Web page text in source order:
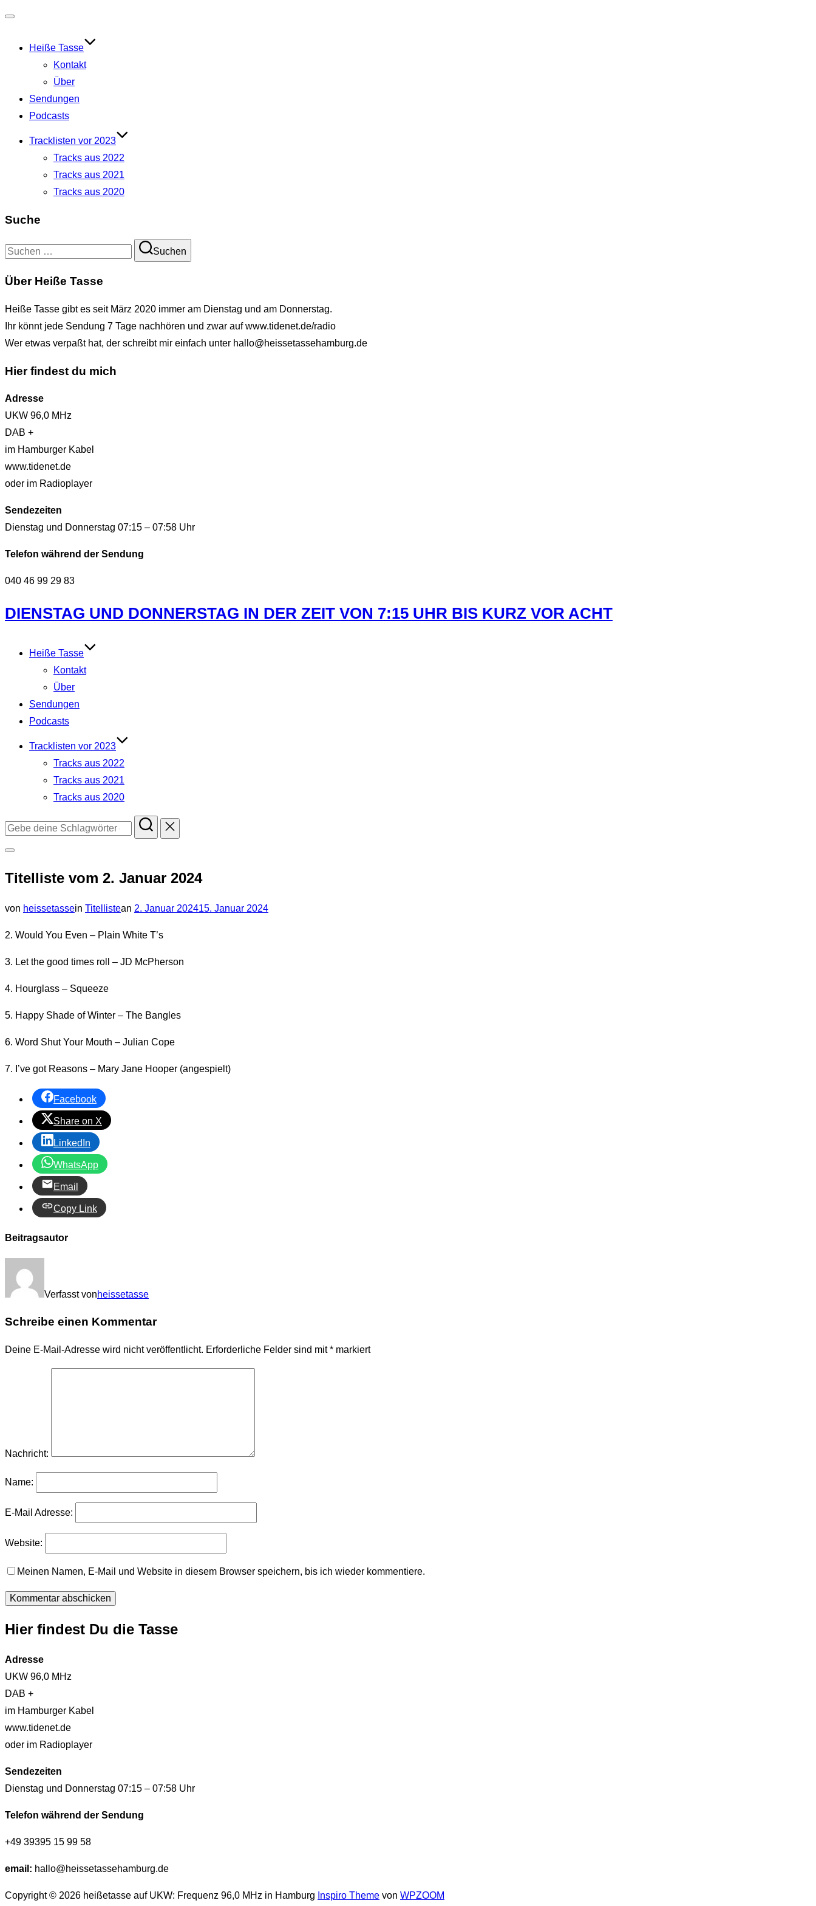
Heiße Tasse
Kontakt
Über
Sendungen
Podcasts
Tracklisten vor 2023
Tracks aus 2022
Tracks aus 2021
Tracks aus 2020
Suche
Suchen
Suchen
Über Heiße Tasse
Heiße Tasse gibt es seit März 2020 immer am Dienstag und am Donnerstag.
Ihr könnt jede Sendung 7 Tage nachhören und zwar auf www.tidenet.de/radio
Wer etwas verpaßt hat, der schreibt mir einfach unter hallo@heissetassehamburg.de
Hier findest du mich
Adresse
UKW 96,0 MHz
DAB +
im Hamburger Kabel
www.tidenet.de
oder im Radioplayer
Sendezeiten
Dienstag und Donnerstag 07:15 – 07:58 Uhr
Telefon während der Sendung
040 46 99 29 83
Zum
Inhalt
DIENSTAG UND DONNERSTAG IN DER ZEIT VON 7:15 UHR BIS KURZ VOR ACHT
Heiße Tasse
Kontakt
Über
Sendungen
Podcasts
Tracklisten vor 2023
Tracks aus 2022
Tracks aus 2021
Tracks aus 2020
Suchen
&
umschalten
Titelliste vom 2. Januar 2024
von heissetassein Titellistean Veröffentlicht
2. Januar 202415. Januar 2024
2. Would You Even – Plain White T’s
3. Let the good times roll – JD McPherson
4. Hourglass – Squeeze
5. Happy Shade of Winter – The Bangles
6. Word Shut Your Mouth – Julian Cope
7. I’ve got Reasons – Mary Jane Hooper (angespielt)
Facebook
Share on X
LinkedIn
WhatsApp
Email
Copy Link
Beitragsautor
Verfasst vonheissetasse
Schreibe einen Kommentar
Deine E-Mail-Adresse wird nicht veröffentlicht. Erforderliche Felder sind mit* markiert
Nachricht:
Name:
E-Mail Adresse:
Website:
Meinen Namen, E-Mail und Website in diesem Browser speichern, bis ich wieder kommentiere.
Hier findest Du die Tasse
Adresse
UKW 96,0 MHz
DAB +
im Hamburger Kabel
www.tidenet.de
oder im Radioplayer
Sendezeiten
Dienstag und Donnerstag 07:15 – 07:58 Uhr
Telefon während der Sendung
+49 39395 15 99 58
email: hallo@heissetassehamburg.de
Copyright © 2026 heißetasse auf UKW: Frequenz 96,0 MHz in Hamburg Inspiro Theme von WPZOOM